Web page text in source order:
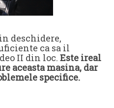
deschidere,
ca sa il
II din loc. Este ireal
aceasta masina, dar
specifice.